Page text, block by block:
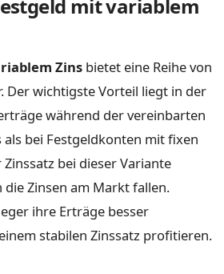
mit variablem
Zins bietet eine Reihe von
Der wichtigste Vorteil liegt in der
während der vereinbarten
als bei Festgeldkonten mit fixen
bei dieser Variante
Zinsen am Markt fallen.
ihre Erträge besser
stabilen Zinssatz profitieren.